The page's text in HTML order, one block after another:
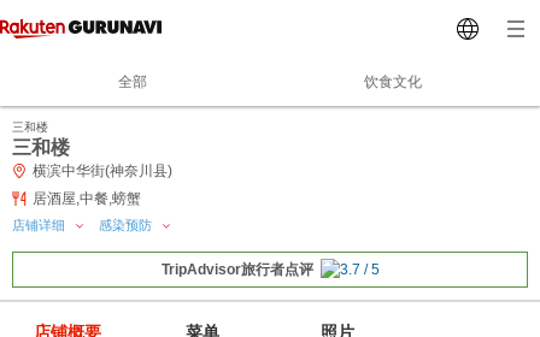
全部 饮食文化
三和楼
三和楼
横滨中华街(神奈川县)
居酒屋,中餐,螃蟹
店铺详细 感染预防
TripAdvisor旅行者点评
店铺概要 菜单 照片